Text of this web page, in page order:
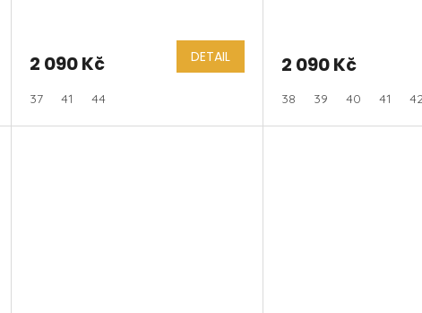
2 090 Kč DETAIL
37 41 44
2 090 Kč
38 39 40 41